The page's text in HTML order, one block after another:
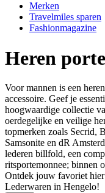
Merken
Travelmiles sparen
Fashionmagazine
Heren
Voor mannen is een
accessoire. Geef je
hoogwaardige collectie
oerdegelijke en veilige
topmerken zoals Secrid,
Samsonite en dR
lederen billfold, een
ritsportemonnee; binnen
Ontdek jouw favoriet
Lederwaren in Hengelo!